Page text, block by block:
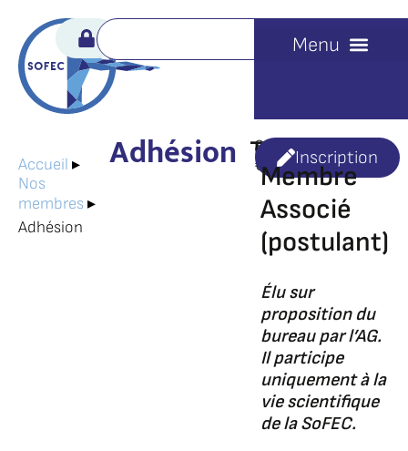
Accueil ▸
Nos
membres▸
Adhésion
Adhésion Tarif
85
€
Inscription
Membre
Associé
(postulant)
Élu sur
proposition du
bureau par l’AG.
Il participe
uniquement à la
vie scientifique
de la SoFEC.